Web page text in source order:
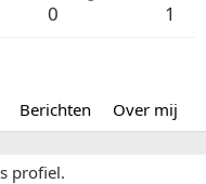
0 1
Berichten Over mij
profiel.